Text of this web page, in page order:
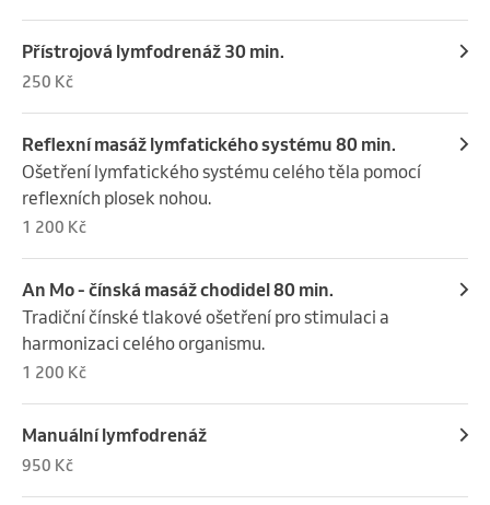
Přístrojová lymfodrenáž 30 min.
250 Kč
Reflexní masáž lymfatického systému 80 min.
Ošetření lymfatického systému celého těla pomocí
reflexních plosek nohou.
1 200 Kč
An Mo - čínská masáž chodidel 80 min.
Tradiční čínské tlakové ošetření pro stimulaci a
harmonizaci celého organismu.
1 200 Kč
Manuální lymfodrenáž
950 Kč